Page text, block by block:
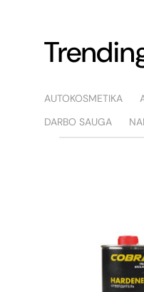
AUTOKOSMETIKA
DARBO SAUGA